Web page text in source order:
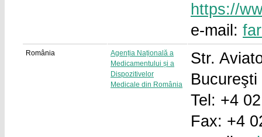
https://
e-mail:
România
Agenția Națională a
Medicamentului și a
Dispozitivelor
Medicale din România
Str.
Tel: +4
Fax: +4